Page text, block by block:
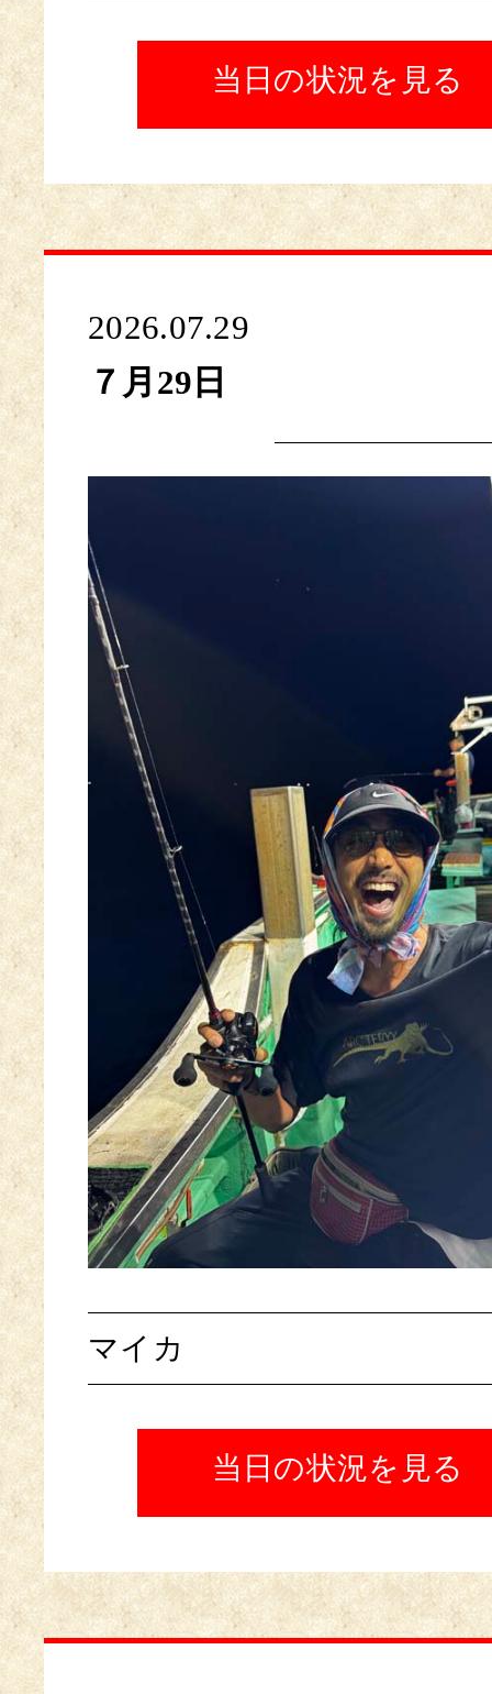
当日の状況を見る
2026.07.29
７月29日
マイカ
当日の状況を見る